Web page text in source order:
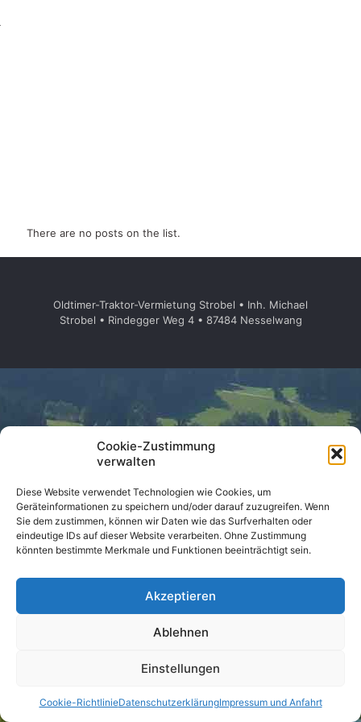
Cookie-Zustimmung
verwalten
Diese Website verwendet Technologien wie Cookies, um
Geräteinformationen zu speichern und/oder darauf zuzugreifen. Wenn
Sie dem zustimmen, können wir Daten wie das Surfverhalten oder
eindeutige IDs auf dieser Website verarbeiten. Ohne Zustimmung
könnten bestimmte Merkmale und Funktionen beeinträchtigt sein.
Akzeptieren
Ablehnen
Einstellungen
Cookie-RichtlinieDatenschutzerklärungImpressum und Anfahrt
There are no posts on the list.
Oldtimer-Traktor-Vermietung Strobel • Inh. Michael
Strobel • Rindegger Weg 4 • 87484 Nesselwang